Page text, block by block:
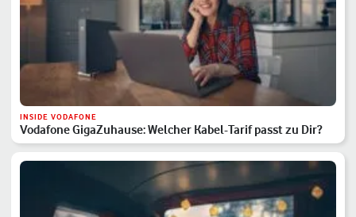
INSIDE VODAFONE
Vodafone GigaZuhause: Welcher Kabel-Tarif passt zu Dir?